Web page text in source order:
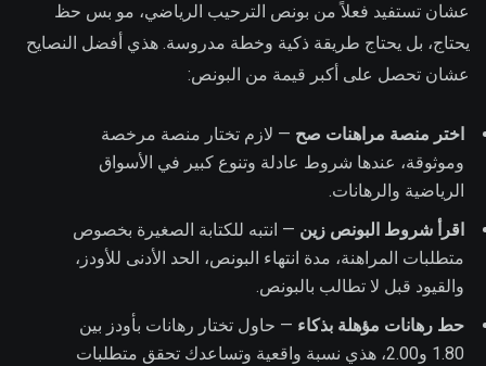
عشان تستفيد فعلاً من بونص الترحيب الرياضي، مو بس حظ
يحتاج، بل يحتاج طريقة ذكية وخطة مدروسة. هذي أفضل النصايح
عشان تحصل على أكبر قيمة من البونص:
اختر منصة مراهنات صح — لازم تختار منصة مرخصة
وموثوقة، عندها شروط عادلة وتنوع كبير في الأسواق
الرياضية والرهانات.
اقرأ شروط البونص زين — انتبه للكتابة الصغيرة بخصوص
متطلبات المراهنة، مدة انتهاء البونص، الحد الأدنى للأودز،
والقيود قبل لا تطالب بالبونص.
حط رهانات مؤهلة بذكاء — حاول تختار رهانات بأودز بين
1.80 و2.00، هذي نسبة واقعية وتساعدك تحقق متطلبات